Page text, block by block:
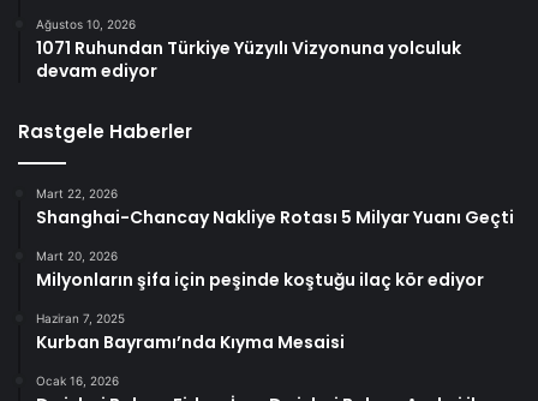
Ağustos 10, 2026
1071 Ruhundan Türkiye Yüzyılı Vizyonuna yolculuk
devam ediyor
Rastgele Haberler
Mart 22, 2026
Shanghai-Chancay Nakliye Rotası 5 Milyar Yuanı Geçti
Mart 20, 2026
Milyonların şifa için peşinde koştuğu ilaç kör ediyor
Haziran 7, 2025
Kurban Bayramı’nda Kıyma Mesaisi
Ocak 16, 2026